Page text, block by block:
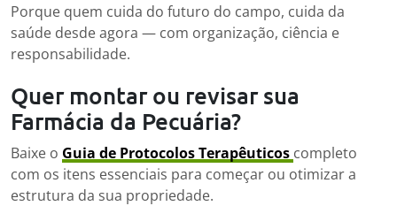
Porque quem cuida do futuro do campo, cuida da
saúde desde agora — com organização, ciência e
responsabilidade.
Quer montar ou revisar sua
Farmácia da Pecuária?
Baixe o Guia de Protocolos Terapêuticos completo
com os itens essenciais para começar ou otimizar a
estrutura da sua propriedade.